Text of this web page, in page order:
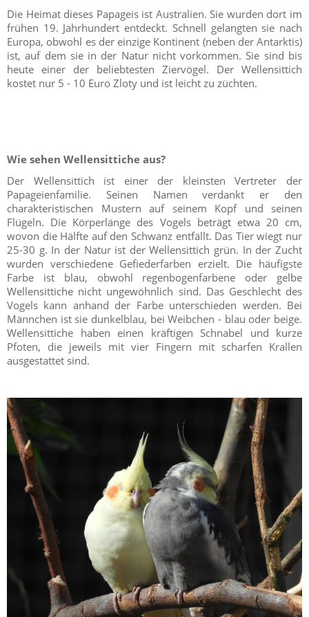
Die Heimat dieses Papageis ist Australien. Sie wurden dort im
frühen 19. Jahrhundert entdeckt. Schnell gelangten sie nach
Europa, obwohl es der einzige Kontinent (neben der Antarktis)
ist, auf dem sie in der Natur nicht vorkommen. Sie sind bis
heute einer der beliebtesten Ziervögel. Der Wellensittich
kostet nur 5 - 10 Euro Zloty und ist leicht zu züchten.
Wie sehen Wellensittiche aus?
Der Wellensittich ist einer der kleinsten Vertreter der
Papageienfamilie. Seinen Namen verdankt er den
charakteristischen Mustern auf seinem Kopf und seinen
Flügeln. Die Körperlänge des Vogels beträgt etwa 20 cm,
wovon die Hälfte auf den Schwanz entfällt. Das Tier wiegt nur
25-30 g. In der Natur ist der Wellensittich grün. In der Zucht
wurden verschiedene Gefiederfarben erzielt. Die häufigste
Farbe ist blau, obwohl regenbogenfarbene oder gelbe
Wellensittiche nicht ungewöhnlich sind. Das Geschlecht des
Vogels kann anhand der Farbe unterschieden werden. Bei
Männchen ist sie dunkelblau, bei Weibchen - blau oder beige.
Wellensittiche haben einen kräftigen Schnabel und kurze
Pfoten, die jeweils mit vier Fingern mit scharfen Krallen
ausgestattet sind.